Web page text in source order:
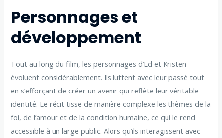
Personnages et
développement
Tout au long du film, les personnages d’Ed et Kristen
évoluent considérablement. Ils luttent avec leur passé tout
en s’efforçant de créer un avenir qui reflète leur véritable
identité. Le récit tisse de manière complexe les thèmes de la
foi, de l’amour et de la condition humaine, ce qui le rend
accessible à un large public. Alors qu’ils interagissent avec